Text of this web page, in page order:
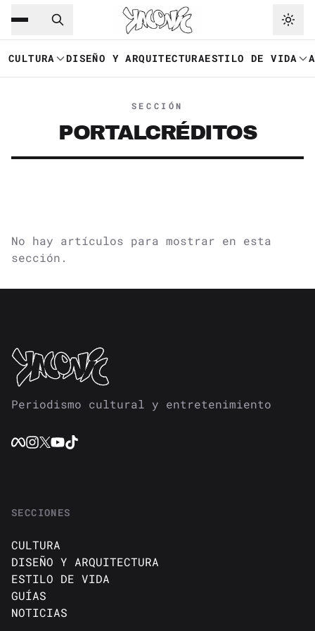
Saltar al contenido principal
CULTURA DISEÑO Y ARQUITECTURAESTILO DE VIDA
SECCIÓN
PORTALCRÉDITOS
No hay artículos para mostrar en esta
sección.
Periodismo cultural y entretenimiento
SECCIONES
CULTURA
DISEÑO Y ARQUITECTURA
ESTILO DE VIDA
GUÍAS
NOTICIAS